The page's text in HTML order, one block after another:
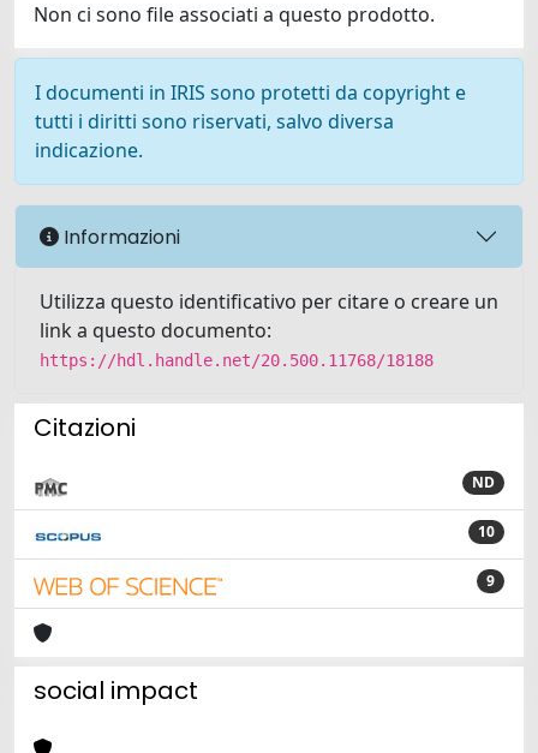
Non ci sono file associati a questo prodotto.
I documenti in IRIS sono protetti da copyright e
tutti i diritti sono riservati, salvo diversa
indicazione.
Informazioni
Utilizza questo identificativo per citare o creare un
link a questo documento:
https://hdl.handle.net/20.500.11768/18188
Citazioni
ND
10
9
social impact